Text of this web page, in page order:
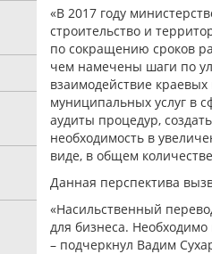
«В 2017 году
строительство и
по сокращению сроков
чем намечены шаги по
взаимодействие
муниципальных услуг в
аудиты процедур,
необходимость в
виде, в общем
Данная перспектива
«Насильственный
для бизнеса.
– подчеркнул Вадим